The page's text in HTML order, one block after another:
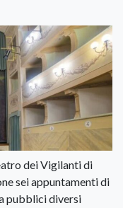
dei Vigilanti di
sei appuntamenti di
pubblici diversi